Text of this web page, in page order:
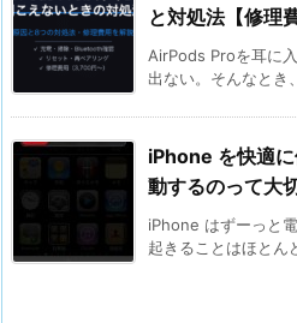
と対処法【修理
AirPods Proを耳に
出ない。そんなとき
iPhone を快適
動するのって大
iPhone はずーっと
起きることはほとん